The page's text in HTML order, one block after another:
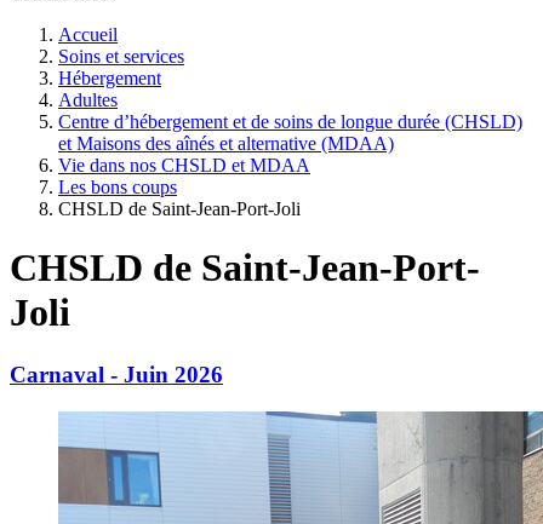
Accueil
Soins et services
Hébergement
Adultes
Centre d’hébergement et de soins de longue durée (CHSLD)
et Maisons des aînés et alternative (MDAA)
Vie dans nos CHSLD et MDAA
Les bons coups
CHSLD de Saint-Jean-Port-Joli
CHSLD de Saint-Jean-Port-
Joli
Carnaval - Juin 2026